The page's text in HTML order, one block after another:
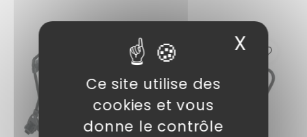
Ce site utilise des
cookies et vous
donne le contrôle
X